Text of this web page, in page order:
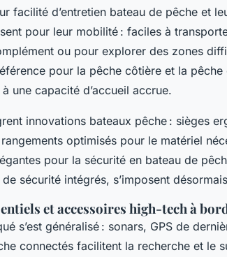
facilité d’entretien bateau de pêche et
pour leur mobilité : faciles à
ou pour explorer des zones
pour la pêche côtière et la pêche
une capacité d’accueil accrue.
innovations bateaux pêche : sièges
optimisés pour le matériel
pour la sécurité en bateau de
sécurité intégrés, s’imposent
et accessoires high-tech à
s’est généralisé : sonars, GPS de
connectés facilitent la recherche et le